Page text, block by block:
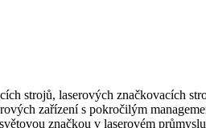
strojů, laserových značkovacích
zařízení s pokročilým
značkou v laserovém